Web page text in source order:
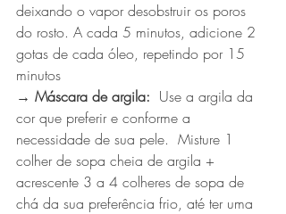
deixando o vapor desobstruir os poros
do rosto. A cada 5 minutos, adicione 2
gotas de cada óleo, repetindo por 15
minutos
→ Máscara de argila:
  Use a argila da
cor que preferir e conforme a
necessidade de sua pele.  Misture 1
colher de sopa cheia de argila +
acrescente 3 a 4 colheres de sopa de
chá da sua preferência frio, até ter uma